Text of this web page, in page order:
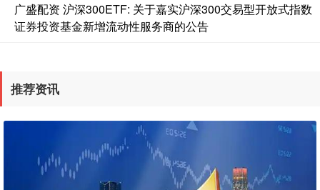
广盛配资 沪深300ETF: 关于嘉实沪深300交易型开放式指数
证券投资基金新增流动性服务商的公告
推荐资讯